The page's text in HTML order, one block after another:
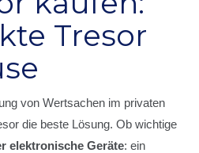
Tresor
von Wertsachen im privaten
die beste Lösung. Ob wichtige
elektronische Geräte: ein